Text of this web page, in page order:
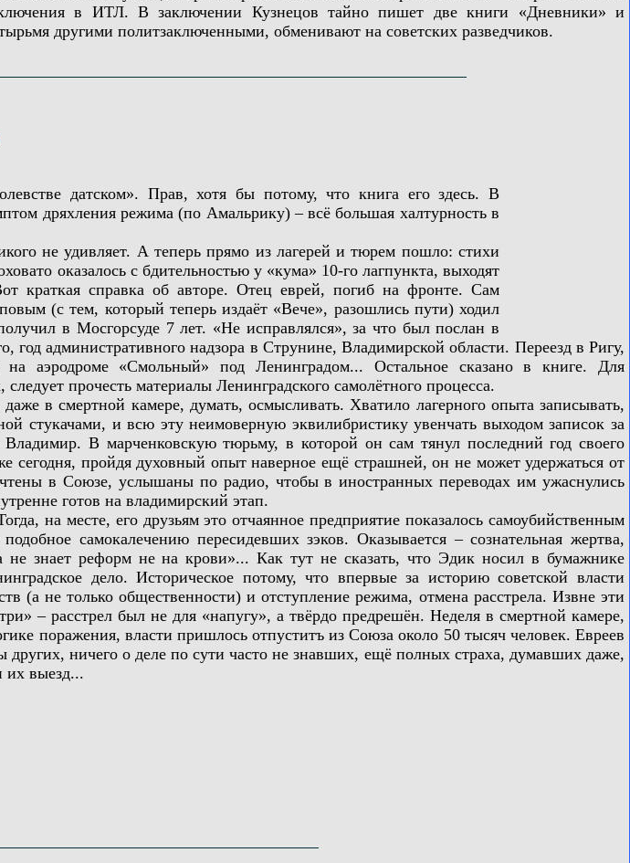
в ИТЛ. В заключении Кузнецов тайно пишет две книги «Дневники» и
другими политзаключенными, обменивают на советских разведчиков.
датском». Прав, хотя бы потому, что книга его здесь. В
дряхления режима (по Амальрику) – всё большая халтурность в
не удивляет. А теперь прямо из лагерей и тюрем пошло: стихи
оказалось с бдительностью у «кума» 10-го лагпункта, выходят
краткая справка об авторе. Отец еврей, погиб на фронте. Сам
(с тем, который теперь издаёт «Вече», разошлись пути) ходил
в Мосгорсуде 7 лет. «Не исправлялся», за что был послан в
административного надзора в Струнине, Владимирской области. Переезд в Ригу,
аэродроме «Смольный» под Ленинградом... Остальное сказано в книге. Для
прочесть материалы Ленинградского самолётного процесса.
в смертной камере, думать, осмысливать. Хватило лагерного опыта записывать,
стукачами, и всю эту неимоверную эквилибристику увенчать выходом записок за
В марченковскую тюрьму, в которой он сам тянул последний год своего
сегодня, пройдя духовный опыт наверное ещё страшней, он не может удержаться от
в Союзе, услышаны по радио, чтобы в иностранных переводах им ужаснулись
готов на владимирский этап.
на месте, его друзьям это отчаянное предприятие показалось самоубийственным
самокалечению пересидевших зэков. Оказывается – сознательная жертва,
не знает реформ не на крови»... Как тут не сказать, что Эдик носил в бумажнике
дело. Историческое потому, что впервые за историю советской власти
(а не только общественности) и отступление режима, отмена расстрела. Извне эти
– расстрел был не для «напугу», а твёрдо предрешён. Неделя в смертной камере,
поражения, власти пришлось отпуститъ из Союза около 50 тысяч человек. Евреев
других, ничего о деле по сути часто не знавших, ещё полных страха, думавших даже,
их выезд...